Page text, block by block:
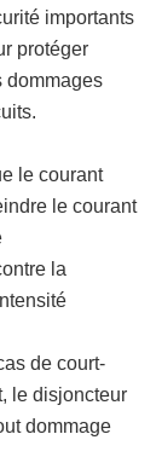
importants
protéger
dommages
le courant
le courant
la
de court-
le disjoncteur
dommage